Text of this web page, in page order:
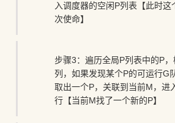
入调度器的空闲P列表【此时这
次使命】
步骤3：遍历全局P列表中的P
列，如果发现某个P的可运行G
取出一个P，关联到当前M，进
行【当前M找了一个新的P】